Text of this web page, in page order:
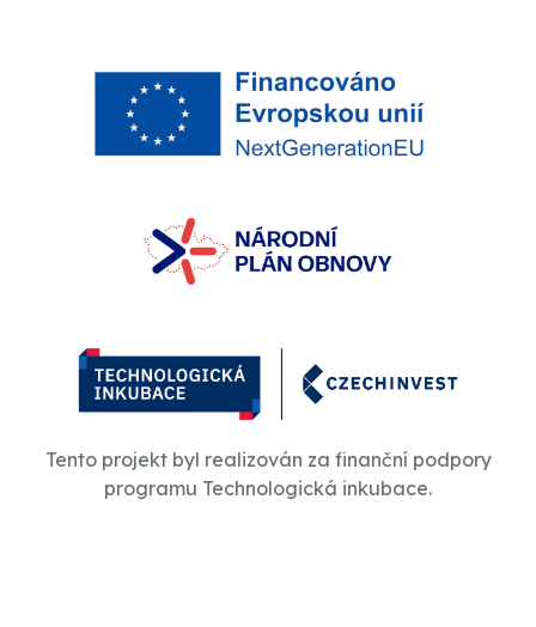
Tento projekt byl realizován za finanční podpory
programu Technologická inkubace.